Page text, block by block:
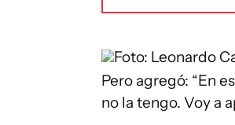
Foto: Leonardo
Pero agregó: “En
no la tengo. Voy a